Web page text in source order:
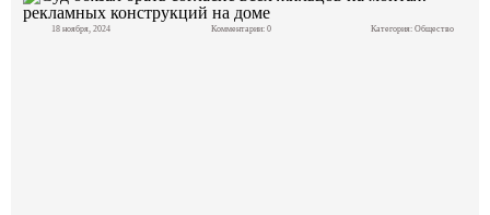
Политика
18 ноября, 2024 Комментарии: 0 Категория: Общество